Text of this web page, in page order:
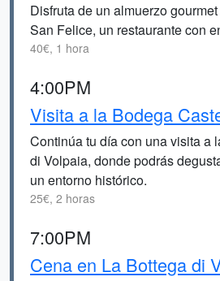
Disfruta de un almuerzo
San Felice, un restaurante con
40€, 1 hora
4:00PM
Visita a la Bodega
Continúa tu día con una visita a
di Volpaia, donde podrás
un entorno histórico.
25€, 2 horas
7:00PM
Cena en La Bottega di